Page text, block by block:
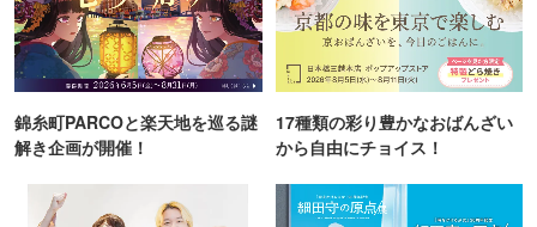
錦糸町PARCOと楽天地を巡る謎
解き企画が開催！
17種類の彩り豊かなおばんざい
から自由にチョイス！